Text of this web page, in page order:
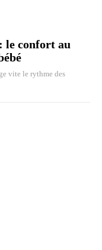
le confort au
vite le rythme des